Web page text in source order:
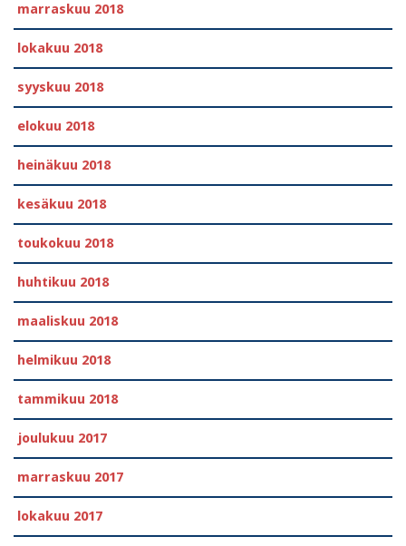
marraskuu 2018
lokakuu 2018
syyskuu 2018
elokuu 2018
heinäkuu 2018
kesäkuu 2018
toukokuu 2018
huhtikuu 2018
maaliskuu 2018
helmikuu 2018
tammikuu 2018
joulukuu 2017
marraskuu 2017
lokakuu 2017